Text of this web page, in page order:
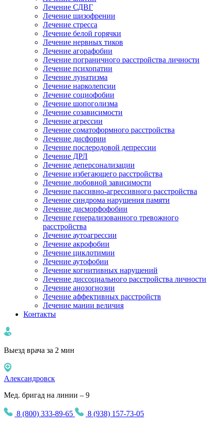
Лечение СДВГ
Лечение шизофрении
Лечение стресса
Лечение белой горячки
Лечение нервных тиков
Лечение агорафобии
Лечение пограничного расстройства личности
Лечение психопатии
Лечение лунатизма
Лечение нарколепсии
Лечение социофобии
Лечение шопоголизма
Лечение созависимости
Лечение агрессии
Лечение соматоформного расстройства
Лечение дисфории
Лечение послеродовой депрессии
Лечение ДРЛ
Лечение деперсонализации
Лечение избегающего расстройства
Лечение любовной зависимости
Лечение пассивно-агрессивного расстройства
Лечение синдрома нарушения памяти
Лечение дисморфофобии
Лечение генерализованного тревожного
расстройства
Лечение аутоагрессии
Лечение акрофобии
Лечение циклотимии
Лечение аутофобии
Лечение когнитивных нарушений
Лечение диссоциального расстройства личности
Лечение анозогнозии
Лечение аффективных расстройств
Лечение мании величия
Контакты
Выезд врача за 2 мин
Александровск
Мед. бригад на линии – 9
8 (800) 333-89-65
8 (938) 157-73-05